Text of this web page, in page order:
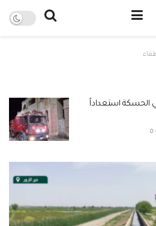
الحسكة استعداداً